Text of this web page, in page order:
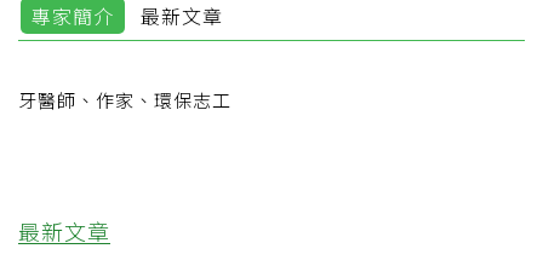
專家簡介 最新文章
牙醫師、作家、環保志工
最新文章